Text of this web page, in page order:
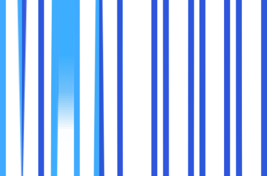
Sobat maxcloud juga bisa memilih untuk masuk ke server
Amerika atau Eropa. Lalu, masukkan link situs yang diblokir
dan klik opsi menu Go.
seperti Netflix. Selain itu, free web proxy juga tidak akan
memberikan jaminan keamanan browsing. Dengan kata lain,
aktivitas sobat maxcloud selama browsing di website bisa
terdeteksi oleh orang lain.
3. Menggunakan Link Google Translate